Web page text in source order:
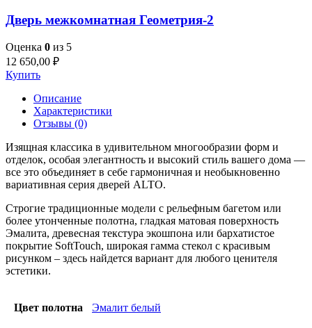
Дверь межкомнатная Геометрия-2
Оценка 0 из 5
12 650,00 ₽
Купить
Описание
Характеристики
Отзывы (0)
Изящная классика в удивительном многообразии форм и
отделок, особая элегантность и высокий стиль вашего дома —
все это объединяет в себе гармоничная и необыкновенно
вариативная серия дверей ALTO.
Строгие традиционные модели с рельефным багетом или
более утонченные полотна, гладкая матовая поверхность
Эмалита, древесная текстура экошпона или бархатистое
покрытие SoftTouch, широкая гамма стекол с красивым
рисунком – здесь найдется вариант для любого ценителя
эстетики.
Цвет полотна Эмалит белый